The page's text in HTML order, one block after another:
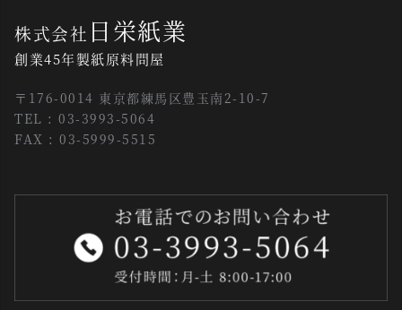
株式会社 日栄紙業
創業45年製紙原料問屋
〒176-0014 東京都練馬区豊玉南2-10-7
TEL : 03-3993-5064
FAX : 03-5999-5515